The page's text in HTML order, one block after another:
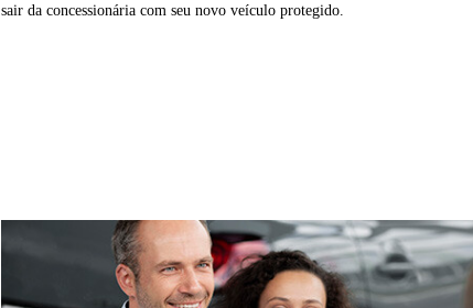
sair da concessionária com seu novo veículo protegido.